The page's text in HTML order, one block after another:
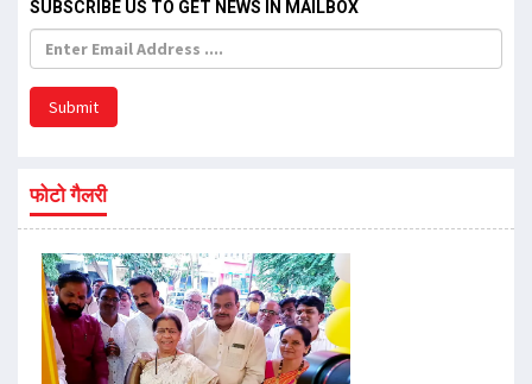
SUBSCRIBE US TO GET NEWS IN MAILBOX
Submit
फोटो गैलरी